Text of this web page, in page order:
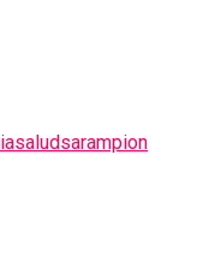
saludsarampion